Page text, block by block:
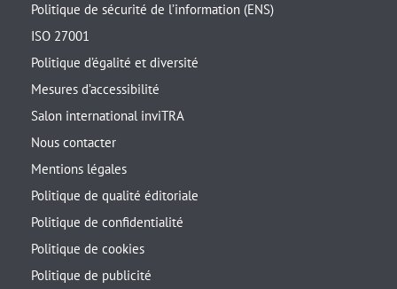
Politique de sécurité de l’information (ENS)
ISO 27001
Politique d’égalité et diversité
Mesures d’accessibilité
Salon international inviTRA
Nous contacter
Mentions légales
Politique de qualité éditoriale
Politique de confidentialité
Politique de cookies
Politique de publicité